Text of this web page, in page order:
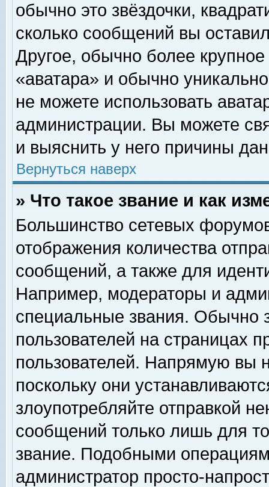
обычно это звёздочки,
сколько сообщений вы
Другое, обычно более
«аватара» и обычно
не можете использовать
администрации. Вы можете
и выяснить у него причины
Вернуться наверх
» Что такое звание и как
Большинство сетевых
отображения количества
сообщений, а также для
Например, модераторы и
специальные звания. Обычно
пользователей на страницах
пользователей. Напрямую вы
поскольку они
злоупотребляйте отправкой
сообщений только лишь для
звание. Подобными
администратор просто-